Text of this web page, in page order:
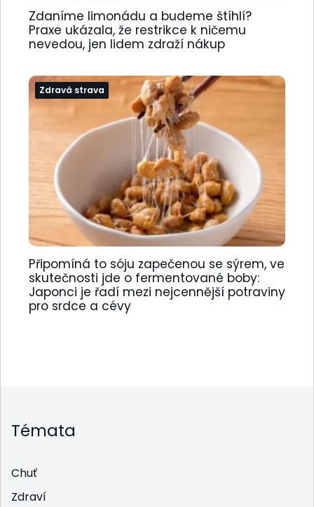
Zdaníme limonádu a budeme štíhlí?
Praxe ukázala, že restrikce k ničemu
nevedou, jen lidem zdraží nákup
Zdravá strava
Připomíná to sóju zapečenou se sýrem, ve
skutečnosti jde o fermentované boby:
Japonci je řadí mezi nejcennější potraviny
pro srdce a cévy
Témata
Chuť
Zdraví